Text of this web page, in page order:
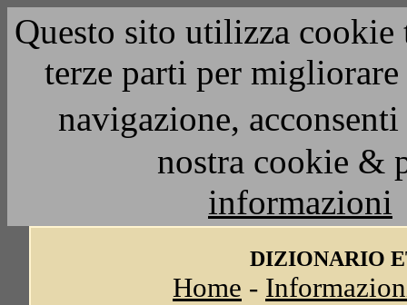
Questo sito utilizza
terze parti per
navigazione,
nostra cookie &
informazioni
DIZIONARIO
Home -